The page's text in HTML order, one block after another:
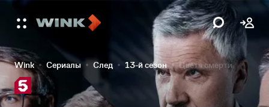
Wink Сериалы След 13-й сезон Цвета смерти